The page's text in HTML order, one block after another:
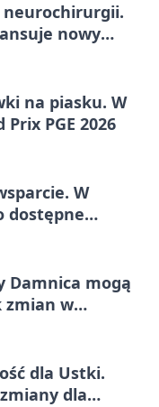
neurochirurgii.
nowy
na piasku. W
PGE 2026
W
dostępne
Damnica mogą
zmian w
dla Ustki.
dla